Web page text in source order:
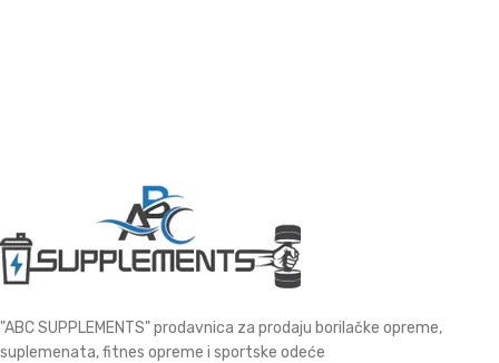
"ABC SUPPLEMENTS" prodavnica za prodaju borilačke opreme,
suplemenata, fitnes opreme i sportske odeće